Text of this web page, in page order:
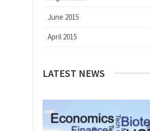
June 2015
April 2015
LATEST NEWS